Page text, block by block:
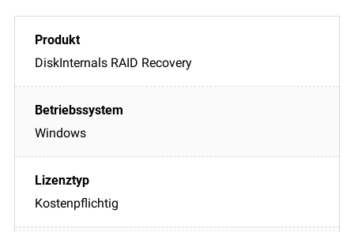
DiskInternals RAID Recovery
Windows
Kostenpflichtig